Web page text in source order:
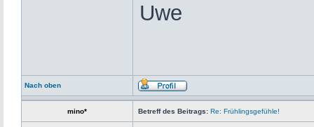
Uwe
Nach oben
mino* Betreff des Beitrags: Re: Frühlingsgefühle!